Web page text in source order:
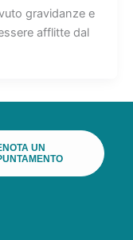
gravidanze e
afflitte dal
UN